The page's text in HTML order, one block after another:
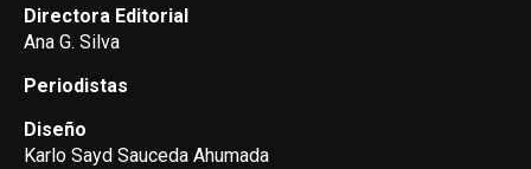
Directora Editorial
Ana G. Silva
Periodistas
Diseño
Karlo Sayd Sauceda Ahumada